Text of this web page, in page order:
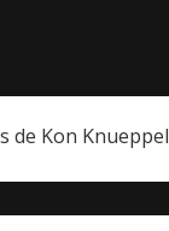
de Kon Knueppel